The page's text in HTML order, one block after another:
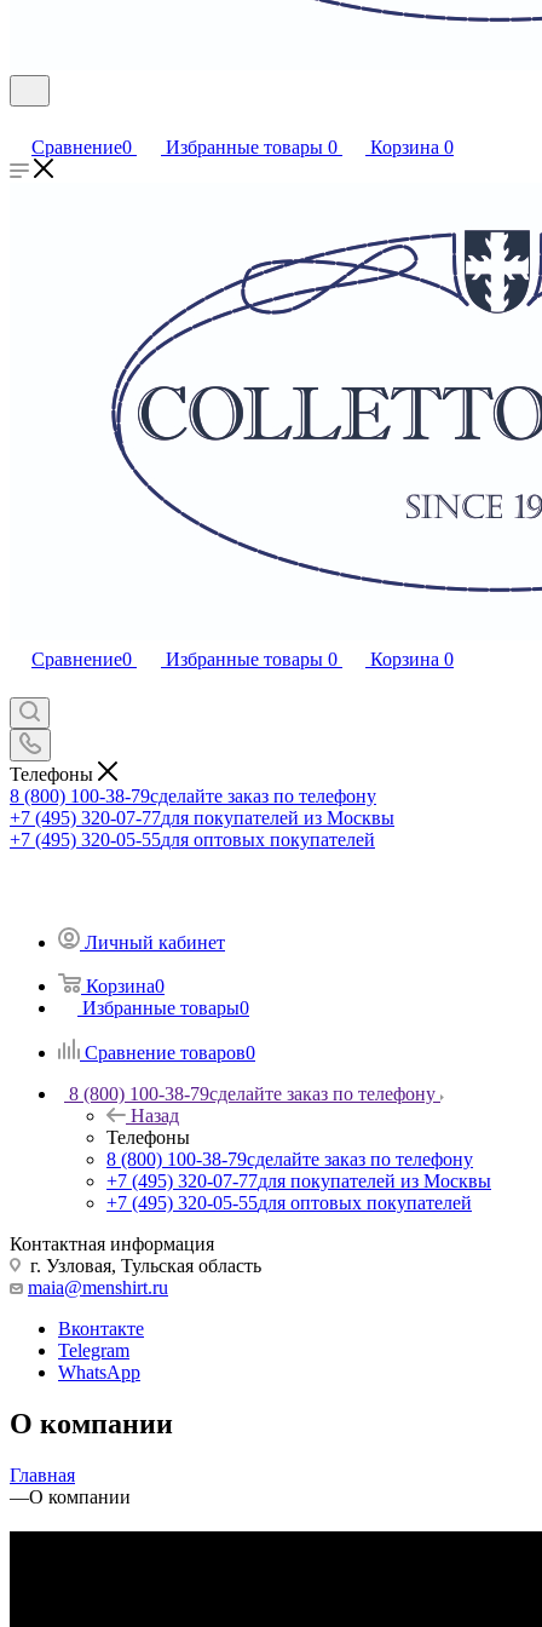
Сравнение0 Избранные товары 0 Корзина 0
Сравнение0 Избранные товары 0 Корзина 0
Телефоны
8 (800) 100-38-79сделайте заказ по телефону
+7 (495) 320-07-77для покупателей из Москвы
+7 (495) 320-05-55для оптовых покупателей
Личный кабинет
Корзина0
Избранные товары0
Сравнение товаров0
8 (800) 100-38-79сделайте заказ по телефону
Назад
Телефоны
8 (800) 100-38-79сделайте заказ по телефону
+7 (495) 320-07-77для покупателей из Москвы
+7 (495) 320-05-55для оптовых покупателей
Контактная информация
г. Узловая, Тульская область
maia@menshirt.ru
Вконтакте
Telegram
WhatsApp
О компании
Главная
—О компании